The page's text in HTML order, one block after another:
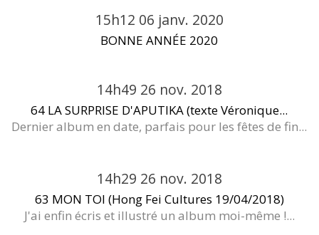
15h12 06 janv. 2020
BONNE ANNÉE 2020
14h49 26 nov. 2018
64 LA SURPRISE D'APUTIKA (texte Véronique...
Dernier album en date, parfais pour les fêtes de fin...
14h29 26 nov. 2018
63 MON TOI (Hong Fei Cultures 19/04/2018)
J'ai enfin écris et illustré un album moi-même !...